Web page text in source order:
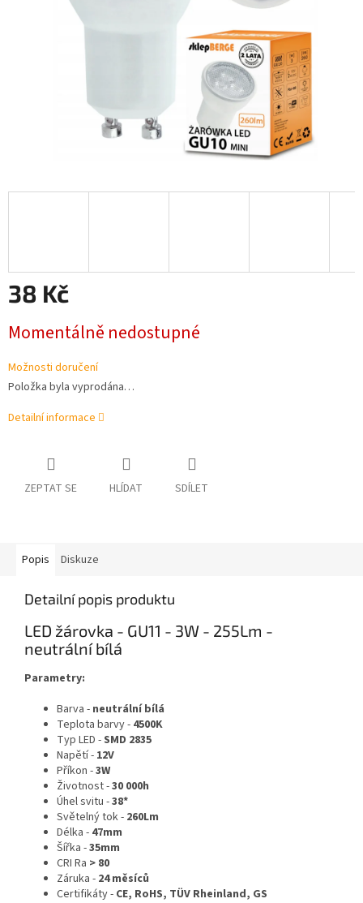
38 Kč
cena:
Momentálně nedostupné
Možnosti doručení
Položka byla vyprodána…
Detailní informace
ZEPTAT SE HLÍDAT SDÍLET
Popis Diskuze
Detailní popis produktu
LED žárovka - GU11 - 3W - 255Lm -
neutrální bílá
Parametry:
Barva - neutrální bílá
Teplota barvy - 4500K
Typ LED -SMD 2835
Napětí - 12V
Příkon -3W
Životnost -30 000h
Úhel svitu -38*
Světelný tok - 260Lm
Délka - 47mm
Šířka -35mm
CRI Ra > 80
Záruka - 24 měsíců
Certifikáty - CE, RoHS, TÜV Rheinland, GS